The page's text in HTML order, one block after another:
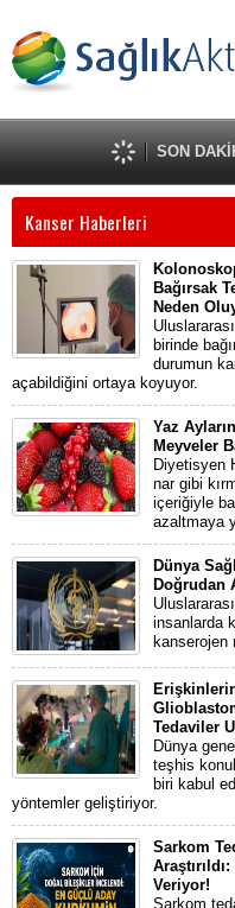
SON
Kanser Haberleri
Bağırsak
Neden
birinde
durumun
açabildiğini ortaya koyuyor.
Yaz
Meyveler
Diyetisyen
nar gibi
içeriğiyle
azaltmaya
Dünya
Doğrudan
insanlarda
kanserojen
Tedaviler
Dünya
teşhis
biri kabul
yöntemler geliştiriyor.
Sarkom
Veriyor!
Sarkom